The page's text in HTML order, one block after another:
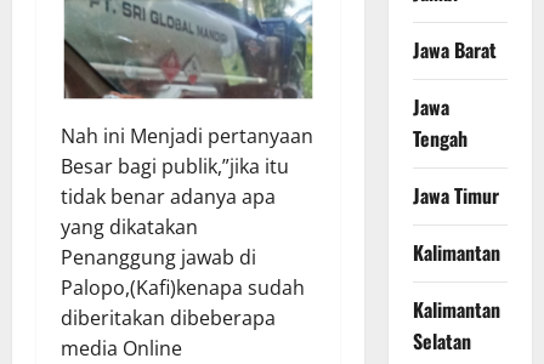
Nah ini Menjadi pertanyaan
Besar bagi publik,”jika itu
tidak benar adanya apa
yang dikatakan
Penanggung jawab di
Palopo,(Kafi)kenapa sudah
diberitakan dibeberapa
media Online
Jawa Barat
Jawa
Tengah
Jawa Timur
Kalimantan
Kalimantan
Selatan